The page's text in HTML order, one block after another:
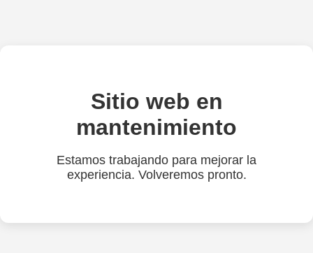
Sitio web en
mantenimiento
Estamos trabajando para mejorar la
experiencia. Volveremos pronto.